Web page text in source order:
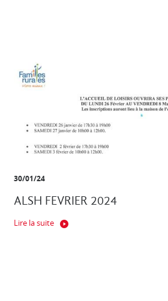
30/01/24
ALSH FEVRIER 2024
Lire la suite